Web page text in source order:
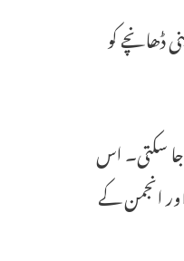
ڈھانچے کو
جا سکتی۔ اس
انجمن کے